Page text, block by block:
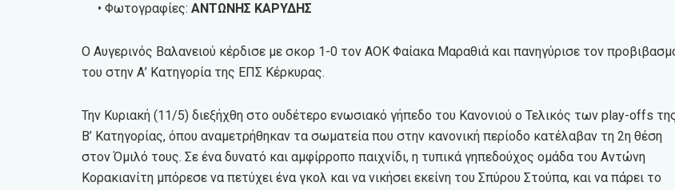
• Φωτογραφίες: ΑΝΤΩΝΗΣ ΚΑΡΥΔΗΣ
Ο Αυγερινός Βαλανειού κέρδισε με σκορ 1-0 τον ΑΟΚ Φαίακα Μαραθιά και πανηγύρισε τον
του στην Α’ Κατηγορία της ΕΠΣ Κέρκυρας.
Την Κυριακή (11/5) διεξήχθη στο ουδέτερο ενωσιακό γήπεδο του Κανονιού ο Τελικός των play-offs
Β’ Κατηγορίας, όπου αναμετρήθηκαν τα σωματεία που στην κανονική περίοδο κατέλαβαν τη 2η θέση
στον Όμιλό τους. Σε ένα δυνατό και αμφίρροπο παιχνίδι, η τυπικά γηπεδούχος ομάδα του Αντώνη
Κορακιανίτη μπόρεσε να πετύχει ένα γκολ και να νικήσει εκείνη του Σπύρου Στούπα, και να πάρει το